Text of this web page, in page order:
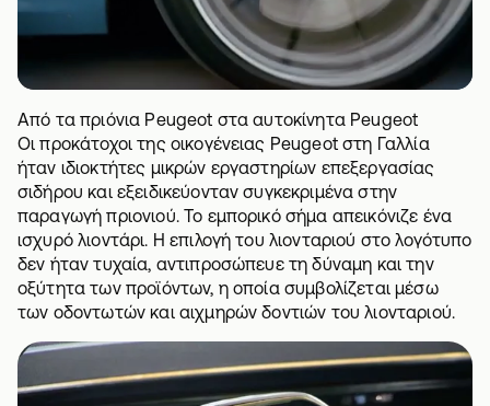
Από τα πριόνια Peugeot στα αυτοκίνητα Peugeot
Οι προκάτοχοι της οικογένειας Peugeοt στη Γαλλία
ήταν ιδιοκτήτες μικρών εργαστηρίων επεξεργασίας
σιδήρου και εξειδικεύονταν συγκεκριμένα στην
παραγωγή πριονιού. Το εμπορικό σήμα απεικόνιζε ένα
ισχυρό λιοντάρι. Η επιλογή του λιονταριού στο λογότυπο
δεν ήταν τυχαία, αντιπροσώπευε τη δύναμη και την
οξύτητα των προϊόντων, η οποία συμβολίζεται μέσω
των οδοντωτών και αιχμηρών δοντιών του λιονταριού.